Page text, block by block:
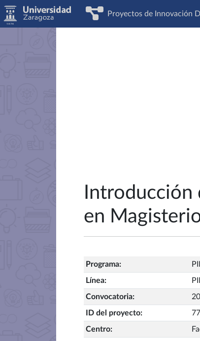
Proyectos de Innovación
Introducción
en
Programa:
Línea:
Convocatoria:
ID del proyecto:
Centro: